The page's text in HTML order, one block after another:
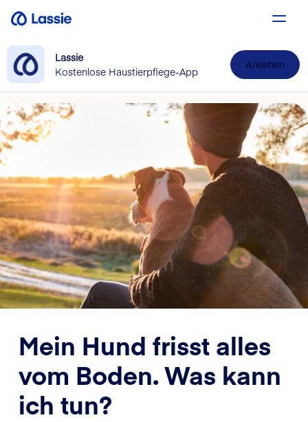
Lassie
Kostenlose Haustierpflege-App
Ansehen
Mein Hund frisst alles
vom Boden. Was kann
ich tun?